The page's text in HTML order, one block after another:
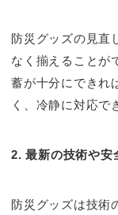
防災グッズの見直
なく揃えることが
蓄が十分にできれ
く、冷静に対応で
2. 最新の技術や安
防災グッズは技術